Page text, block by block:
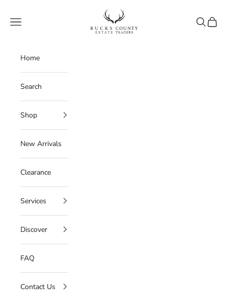
Bucks County Estate Traders
Navigation menu
Search
Cart
Home
Search
Shop
New Arrivals
Clearance
Services
Discover
FAQ
Contact Us